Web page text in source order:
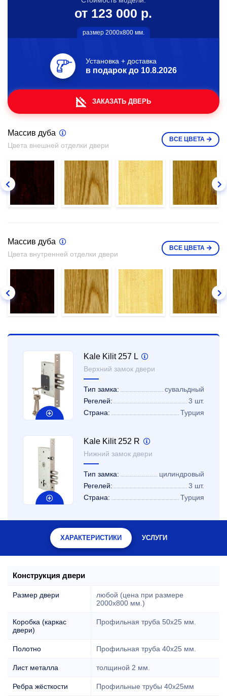
от 123 000 р.
размер 2000х800 мм.
Установка + доставка
в подарок до 10.8.2026
ЗАКАЗАТЬ ДВЕРЬ
Массив дуба
Цвета внешней отделки двери
ВСЕ ЦВЕТА
Массив дуба
Цвета внутренней отделки двери
ВСЕ ЦВЕТА
Kale Kilit 257 L
Верхний замок двери
Тип замка:
сувальдный
Регелей:
3 шт.
Страна:
Турция
Kale Kilit 252 R
Нижний замок двери
Тип замка:
цилиндровый
Регелей:
3 шт.
Страна:
Турция
ХАРАКТЕРИСТИКИ УСЛУГИ
Конструкция двери
Размер двери
любой (цена при размере
2000x800 мм.)
Коробка (каркас
двери)
Профильная труба 50х25 мм.
Полотно Профильная труба 40х25 мм.
Лист металла толщиной 2 мм.
Ребра жёсткости Профильные трубы 40х25мм